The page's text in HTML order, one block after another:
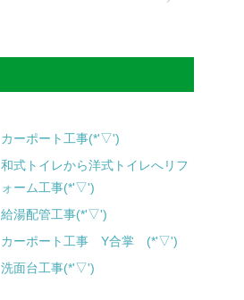
カーポート工事(*'▽')
和式トイレから洋式トイレへリフ
ォーム工事(*'▽')
給湯配管工事(*'▽')
カーポート工事 Y合掌 (*'▽')
洗面台工事(*'▽')